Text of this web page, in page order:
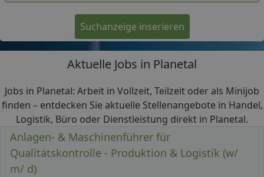
Suchanzeige inserieren
Aktuelle Jobs in Planetal
Jobs in Planetal: Arbeit in Vollzeit, Teilzeit oder als Minijob
finden – entdecken Sie aktuelle Stellenangebote in Handel,
Logistik, Büro oder Dienstleistung direkt in Planetal.
Anlagen- & Maschinenführer für
Qualitätskontrolle - Produktion & Logistik (w/
m/ d)